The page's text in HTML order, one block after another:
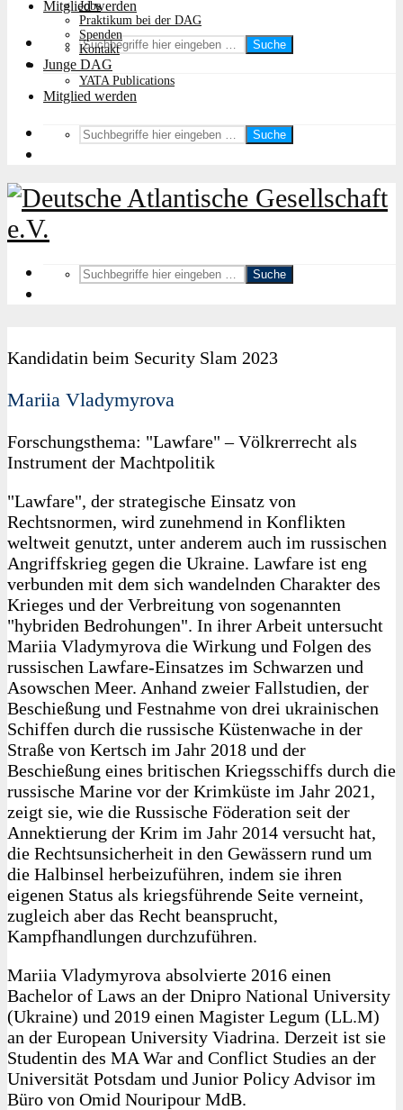
Mitglied werden
Suche
Jobs
Praktikum bei der DAG
Spenden
Kontakt
Junge DAG
YATA Publications
Mitglied werden
Suche
Suche
Kandidatin beim Security Slam 2023
Mariia Vladymyrova
Forschungsthema: "Lawfare" – Völkrerrecht als
Instrument der Machtpolitik
"Lawfare", der strategische Einsatz von
Rechtsnormen, wird zunehmend in Konflikten
weltweit genutzt, unter anderem auch im russischen
Angriffskrieg gegen die Ukraine. Lawfare ist eng
verbunden mit dem sich wandelnden Charakter des
Krieges und der Verbreitung von sogenannten
"hybriden Bedrohungen". In ihrer Arbeit untersucht
Mariia Vladymyrova die Wirkung und Folgen des
russischen Lawfare-Einsatzes im Schwarzen und
Asowschen Meer. Anhand zweier Fallstudien, der
Beschießung und Festnahme von drei ukrainischen
Schiffen durch die russische Küstenwache in der
Straße von Kertsch im Jahr 2018 und der
Beschießung eines britischen Kriegsschiffs durch die
russische Marine vor der Krimküste im Jahr 2021,
zeigt sie, wie die Russische Föderation seit der
Annektierung der Krim im Jahr 2014 versucht hat,
die Rechtsunsicherheit in den Gewässern rund um
die Halbinsel herbeizuführen, indem sie ihren
eigenen Status als kriegsführende Seite verneint,
zugleich aber das Recht beansprucht,
Kampfhandlungen durchzuführen.
Mariia Vladymyrova absolvierte 2016 einen
Bachelor of Laws an der Dnipro National University
(Ukraine) und 2019 einen Magister Legum (LL.M)
an der European University Viadrina. Derzeit ist sie
Studentin des MA War and Conflict Studies an der
Universität Potsdam und Junior Policy Advisor im
Büro von Omid Nouripour MdB.